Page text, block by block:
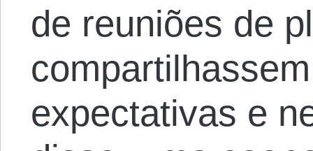
de reuniões de
expectativas e